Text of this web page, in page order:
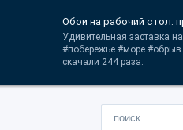
Обои на рабочий стол:
Удивительная заставка
#побережье #море
скачали 244 раза.